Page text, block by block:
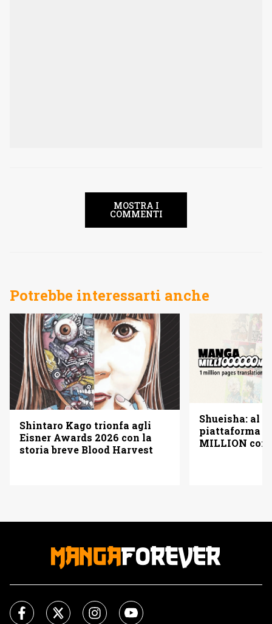
MOSTRA I
COMMENTI
Potrebbe interessarti anche
Shintaro Kago trionfa agli
Eisner Awards 2026 con la
storia breve Blood Harvest
Shueisha: al
piattaforma
MILLION con